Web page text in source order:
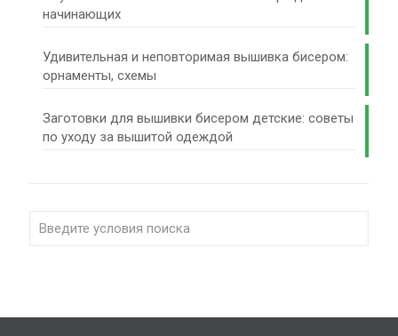
начинающих
Удивительная и неповторимая вышивка бисером:
орнаменты, схемы
Заготовки для вышивки бисером детские: советы
по уходу за вышитой одеждой